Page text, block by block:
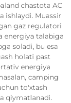
chastota AC
ishlaydi. Muassir
gaz regulatori
energiya talabiga
soladi, bu esa
holati past
energiya
camping
to'xtash
qiymatlanadi.